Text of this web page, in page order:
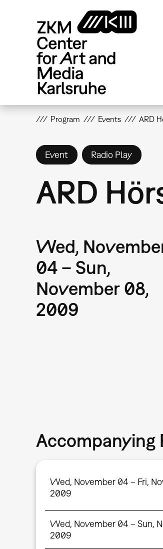
Program Events ARD
Event Radio Play
ARD
Wed,
04 – Sun,
November 08,
2009
Accompanying
Wed, November 04 – Fri,
2009
Wed, November 04 – Sun,
2009